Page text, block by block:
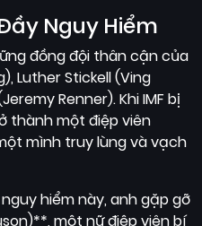
Nguy Hiểm
đồng đội thân cận của
Luther Stickell (Ving
Renner). Khi IMF bị
thành một điệp viên
mình truy lùng và vạch
hiểm này, anh gặp gỡ
một nữ điệp viên bí